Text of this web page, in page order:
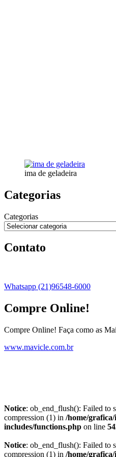
ima de geladeira
Categorias
Categorias
Contato
Whatsapp (21)96548-6000
Compre Online!
Compre Online! Faça como as
www.mavicle.com.br
Notice: ob_end_flush(): Failed to
compression (1) in /home/
includes/functions.php on line
Notice: ob_end_flush(): Failed to
compression (1) in /home/